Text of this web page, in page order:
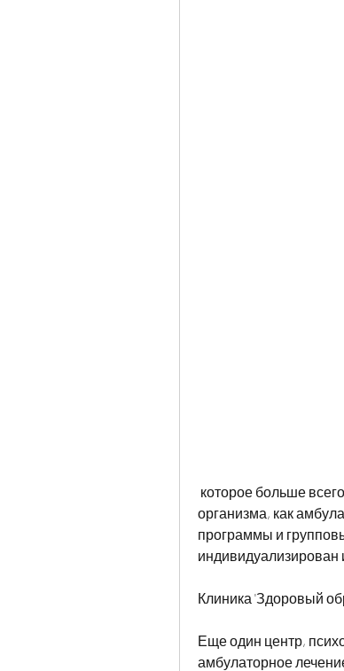
организма, как
программы и
индивидуализирован
Клиника 'Здоровый
Еще один центр,
амбулаторное